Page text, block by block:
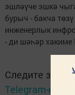
эшләүче эшкә
бурыч - бакча
инженерлык
- ди шәһәр
Следите за
Telegram-канале